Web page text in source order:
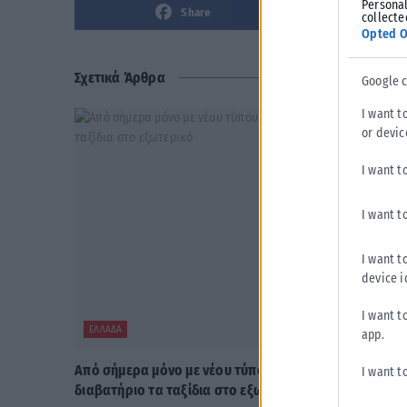
Opted
Google
I want
or
I want
I want
I want
device
I want
app.
I want
Share
Σχετικά Άρθρα
ΕΛΛΆΔΑ
Από σήμερα μόνο με νέου τύπου ταυτότητα ή
διαβατήριο τα ταξίδια στο εξωτερικό